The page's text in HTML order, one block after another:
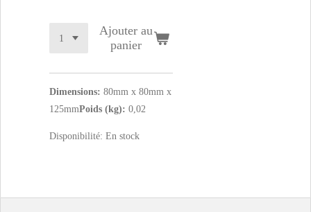
Ajouter au
panier
Dimensions: 80mm x 80mm x
125mmPoids (kg): 0,02
Disponibilité: En stock